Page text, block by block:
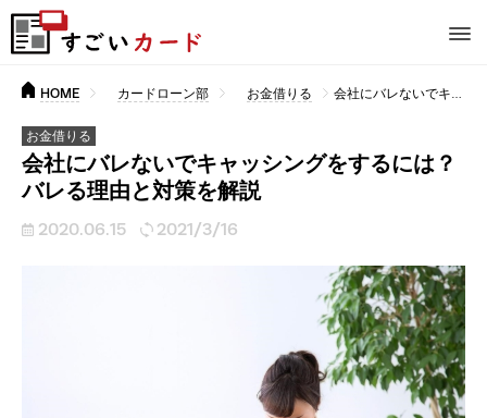
HOME カードローン部 お金借りる 会社にバレないでキャッシングをするには？バレる理由と対策を解説
お金借りる
会社にバレないでキャッシングをするには？
バレる理由と対策を解説
2020.06.15 2021/3/16